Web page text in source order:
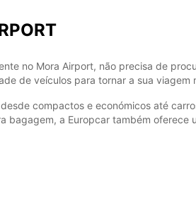
Esse
no Mora Airport, não precisa de
de veículos para tornar a sua viagem
compactos e económicos até
a Europcar também oferece